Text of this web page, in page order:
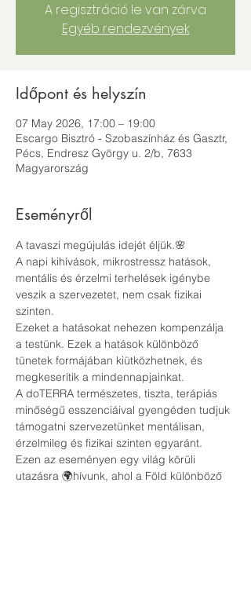
A regisztráció le van zárva
Egyéb rendezvények
Időpont és helyszín
07 May 2026, 17:00 – 19:00
Escargo Bisztró - Szobaszínház és Gasztr,
Pécs, Endresz György u. 2/b, 7633
Magyarország
Eseményről
A tavaszi megújulás idejét éljük.🌸
A napi kihívások, mikrostressz hatások,
mentális és érzelmi terhelések igénybe
veszik a szervezetet, nem csak fizikai
szinten.
Ezeket a hatásokat nehezen kompenzálja
a testünk. Ezek a hatások különböző
tünetek formájában kiütközhetnek, és
megkeserítik a mindennapjainkat.
A doTERRA természetes, tiszta, terápiás
minőségű esszenciáival gyengéden tudjuk
támogatni szervezetünket mentálisan,
érzelmileg és fizikai szinten egyaránt.
Ezen az eseményen egy világ körüli
utazásra 🌍hívunk, ahol a Föld különböző